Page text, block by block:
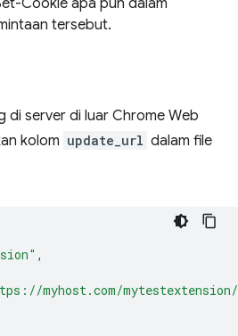
Cookie apa pun dalam
tersebut.
di server di luar Chrome Web
kolom update_url dalam file
,
myhost.com/